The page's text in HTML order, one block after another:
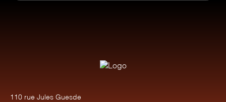
110 rue Jules Guesde